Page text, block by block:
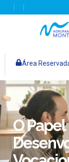
Área
O